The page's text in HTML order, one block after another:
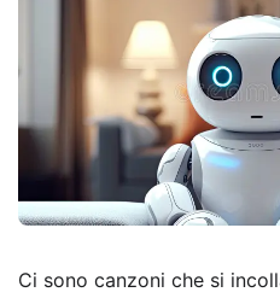
Ci sono canzoni che si